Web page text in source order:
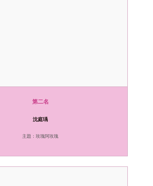
第二名
沈庭瑀
主題：玫瑰阿玫瑰